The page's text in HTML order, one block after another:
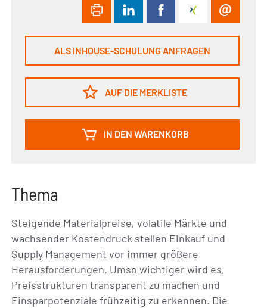
ALS INHOUSE-SCHULUNG ANFRAGEN
AUF DIE MERKLISTE
IN DEN WARENKORB
Thema
Steigende Materialpreise, volatile Märkte und
wachsender Kostendruck stellen Einkauf und
Supply Management vor immer größere
Herausforderungen. Umso wichtiger wird es,
Preisstrukturen transparent zu machen und
Einsparpotenziale frühzeitig zu erkennen. Die